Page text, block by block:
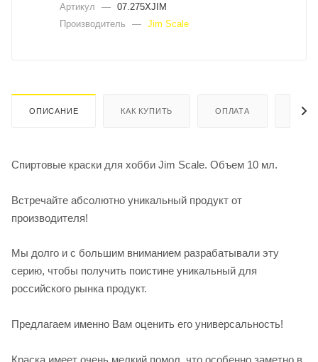
Артикул — 07.275XJIM
Производитель
— Jim Scale
ОПИСАНИЕ КАК КУПИТЬ ОПЛАТА
Спиртовые краски для хобби Jim Scale. Объем 10 мл.
Встречайте абсолютно уникальный продукт от
производителя!
Мы долго и с большим вниманием разрабатывали эту
серию, чтобы получить поистине уникальный для
российского рынка продукт.
Предлагаем именно Вам оценить его универсальность!